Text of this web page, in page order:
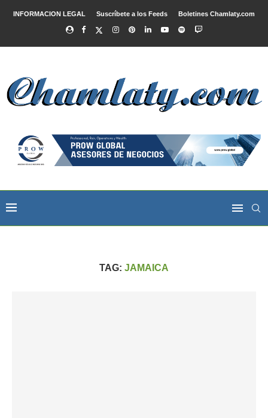
INFORMACION LEGAL Suscríbete a los Feeds Boletines Chamlaty.com
TAG: JAMAICA